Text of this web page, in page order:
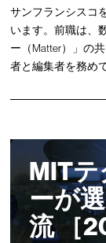
サンフランシスコ
います。前職は、
ー（Matter）」の
者と編集者を務め
MITテ
ーが
流 ［